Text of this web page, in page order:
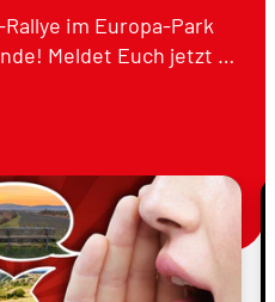
im Europa-Park
Meldet Euch jetzt …